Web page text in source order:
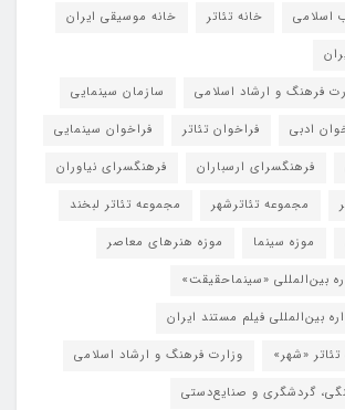
اسلامی
خانه تئاتر
خانه موسیقی ایران
فرهنگ و ارشاد اسلامی
سازمان سینمایی
ادبی فراخوان تئاتر
فراخوان سینمایی
فرهنگسرای ارسباران
فرهنگسرای نیاوران
مجموعه تئاترشهر
مجموعه تئاتر لبخند
موزه سینما
موزه هنرهای معاصر
بین‌المللی «سینماحقیقت»
بین‌المللی فیلم مستند ایران
«شهر»
وزارت فرهنگ و ارشاد اسلامی
گردشگری و صنایع‌دستی